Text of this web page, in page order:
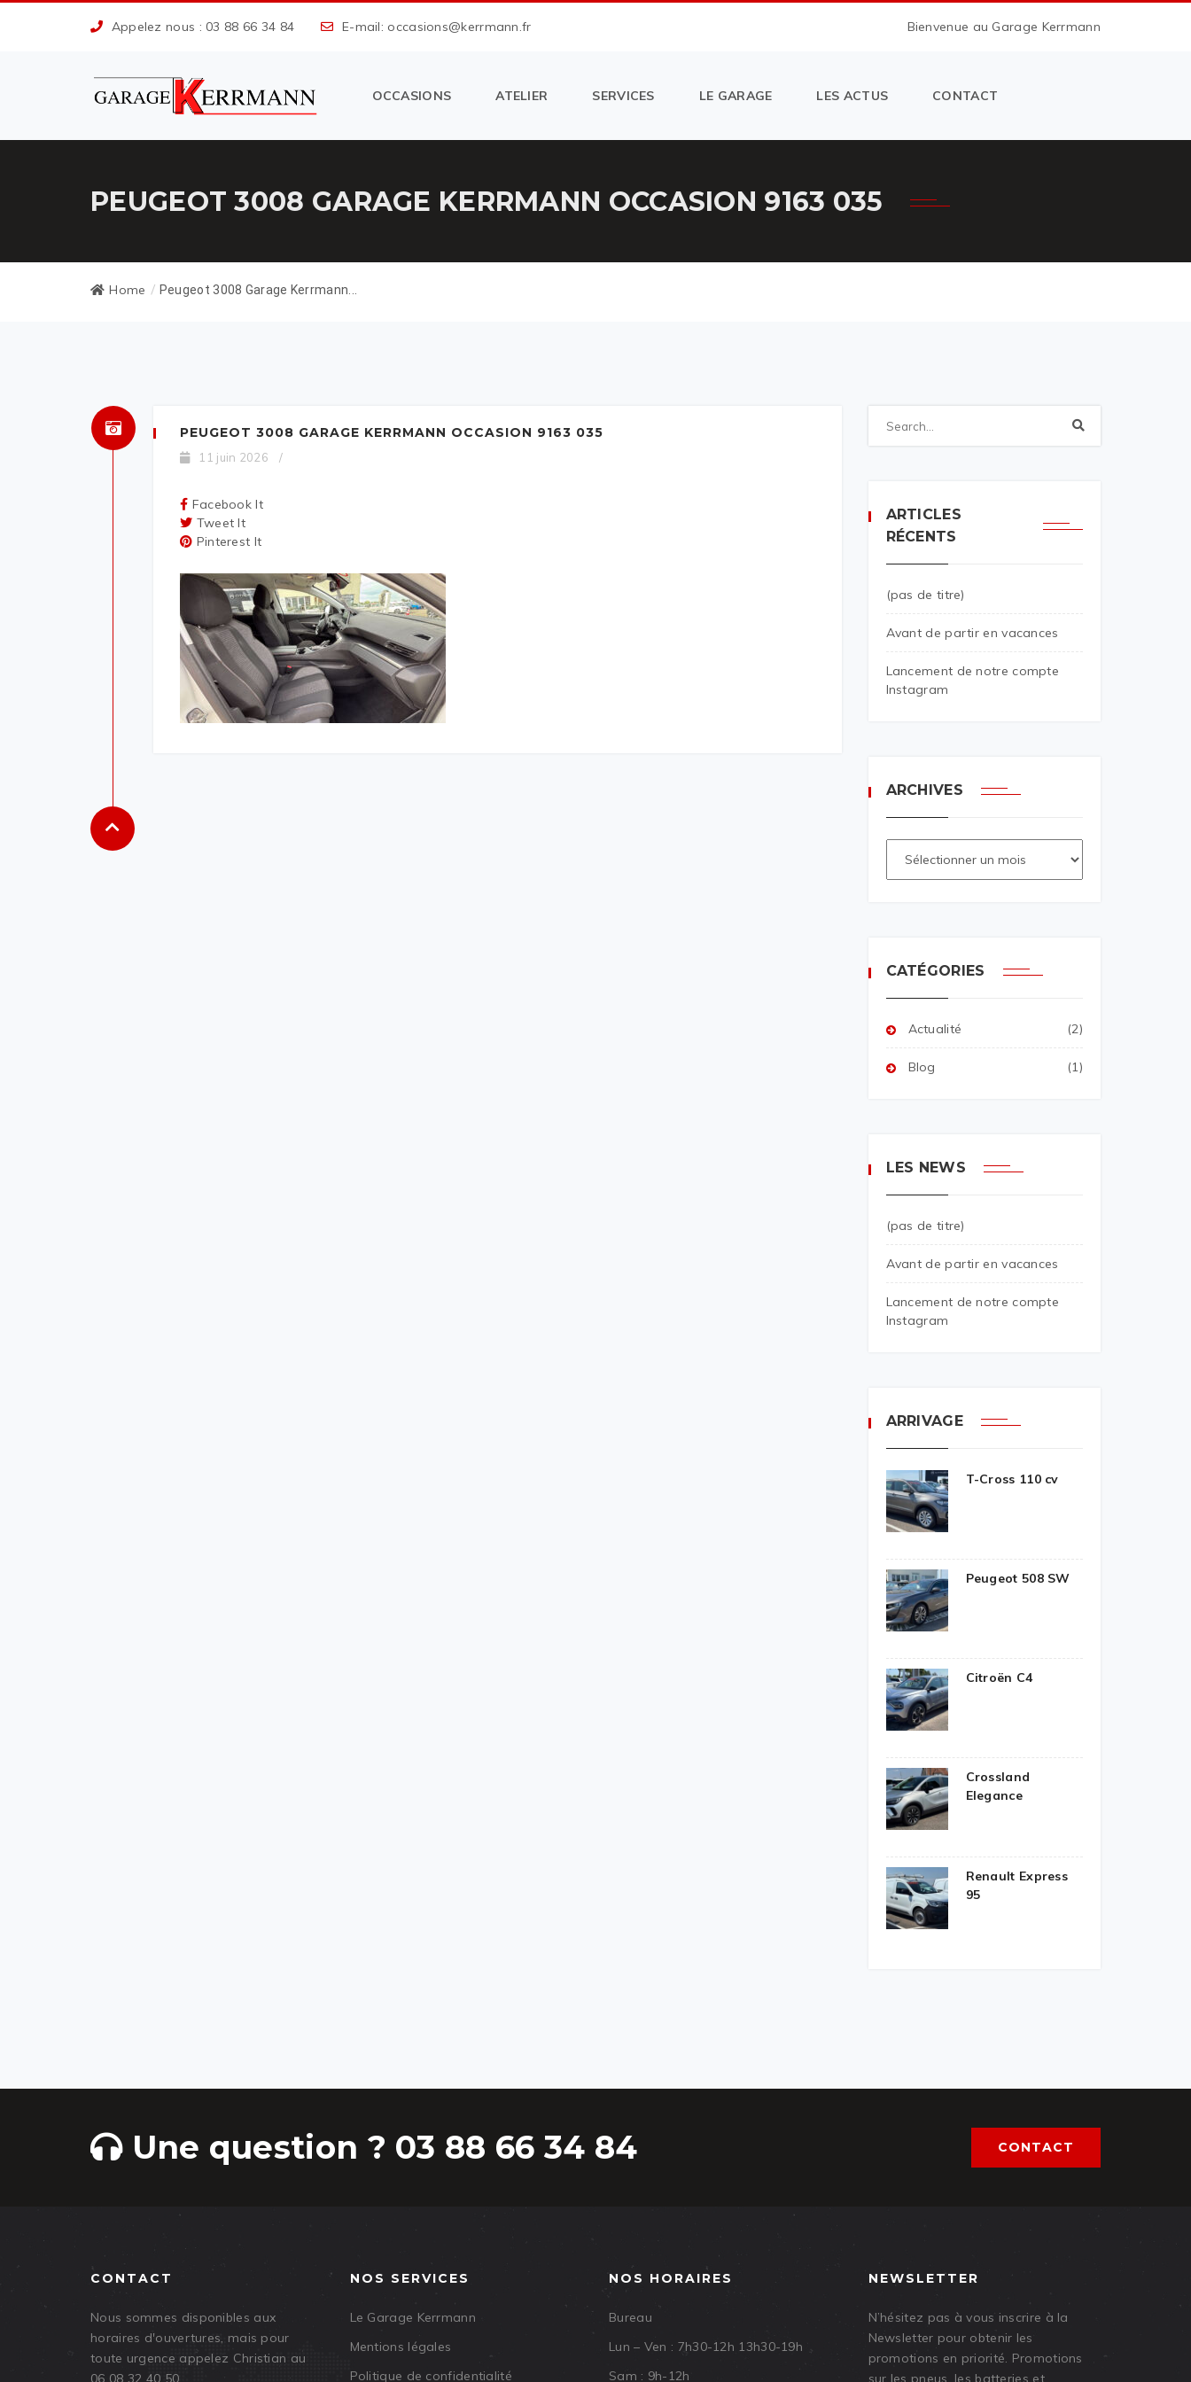
Appelez nous : 03 88 66 34 84 E-mail: occasions@kerrmann.fr Bienvenue au Garage Kerrmann
OCCASIONS ATELIER SERVICES LE GARAGE LES ACTUS CONTACT
PEUGEOT 3008 GARAGE KERRMANN OCCASION 9163 035
Home / Peugeot 3008 Garage Kerrmann...
PEUGEOT 3008 GARAGE KERRMANN OCCASION 9163 035
11 juin 2026 /
Facebook It
Tweet It
Pinterest It
ARTICLES
RÉCENTS
(pas de titre)
Avant de partir en vacances
Lancement de notre compte
Instagram
ARCHIVES
CATÉGORIES
Actualité (2)
Blog (1)
LES NEWS
(pas de titre)
Avant de partir en vacances
Lancement de notre compte
Instagram
ARRIVAGE
T-Cross 110 cv
Peugeot 508 SW
Citroën C4
Crossland
Elegance
Renault Express
95
Une question ? 03 88 66 34 84 CONTACT
CONTACT
Nous sommes disponibles aux
horaires d'ouvertures, mais pour
toute urgence appelez Christian au
06 08 32 40 50
NOS SERVICES
Le Garage Kerrmann
Mentions légales
Politique de confidentialité
NOS HORAIRES
Bureau
Lun – Ven : 7h30-12h 13h30-19h
Sam : 9h-12h
NEWSLETTER
N’hésitez pas à vous inscrire à la
Newsletter pour obtenir les
promotions en priorité. Promotions
sur les pneus, les batteries et